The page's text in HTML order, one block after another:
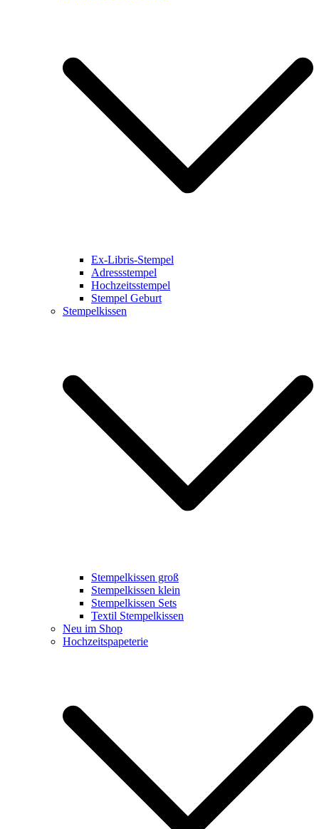
Ex-Libris-Stempel
Adressstempel
Hochzeitsstempel
Stempel Geburt
Stempelkissen
Stempelkissen groß
Stempelkissen klein
Stempelkissen Sets
Textil Stempelkissen
Neu im Shop
Hochzeitspapeterie